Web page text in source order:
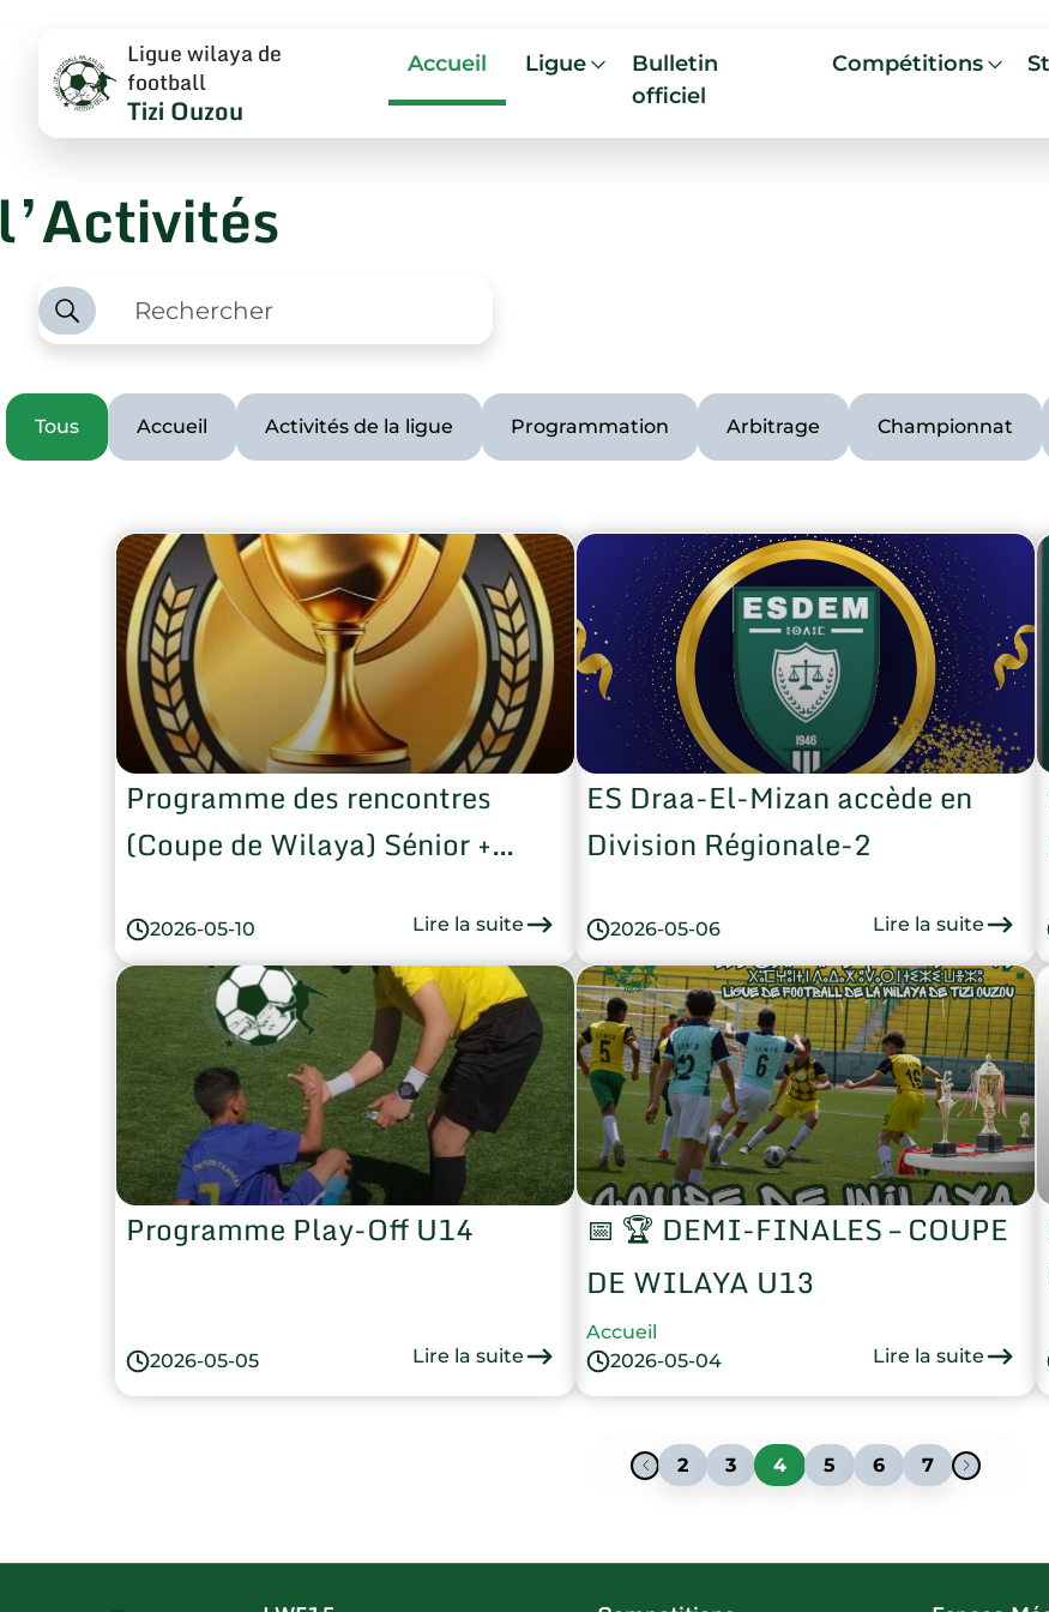
Ligue wilaya de
football
Tizi Ouzou
Accueil Ligue
Bulletin
officiel
Compétitions
Tous Accueil Activités de la ligue Programmation Arbitrage Championnat
Programme des rencontres
(Coupe de Wilaya) Sénior +
2026-05-10 Lire la suite
ES Draa-El-Mizan accède en
Division Régionale-2
2026-05-06 Lire la suite
Programme Play-Off U14
2026-05-05 Lire la suite
📅 🏆 DEMI-FINALES – COUPE
DE WILAYA U13
2026-05-04
Accueil
Lire la suite
2 3 4 5 6 7